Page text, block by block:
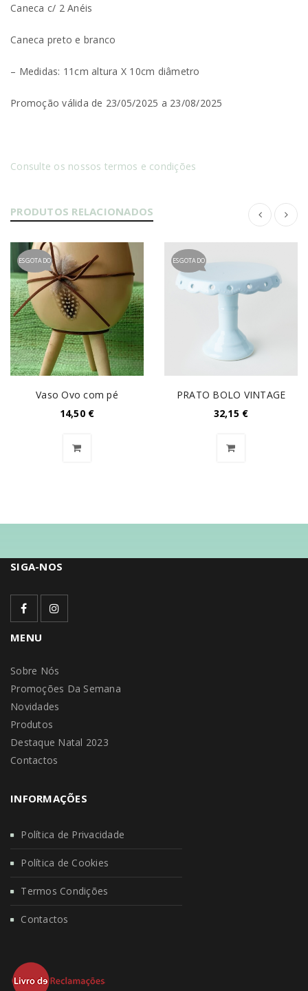
Caneca c/ 2 Anéis
Caneca preto e branco
– Medidas: 11cm altura X 10cm diâmetro
Promoção válida de 23/05/2025 a 23/08/2025
Consulte os nossos termos e condições
PRODUTOS RELACIONADOS
ESGOTADO
Vaso Ovo com pé
14,50 €
ESGOTADO
PRATO BOLO VINTAGE
32,15 €
SIGA-NOS
MENU
Sobre Nós
Promoções Da Semana
Novidades
Produtos
Destaque Natal 2023
Contactos
INFORMAÇÕES
Política de Privacidade
Política de Cookies
Termos Condições
Contactos